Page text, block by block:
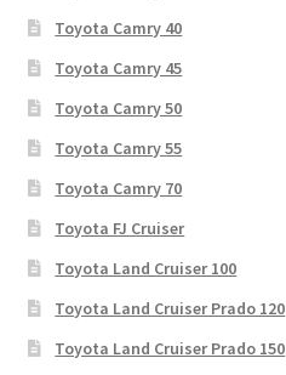
Toyota Camry 40
Toyota Camry 45
Toyota Camry 50
Toyota Camry 55
Toyota Camry 70
Toyota FJ Cruiser
Toyota Land Cruiser 100
Toyota Land Cruiser Prado 120
Toyota Land Cruiser Prado 150